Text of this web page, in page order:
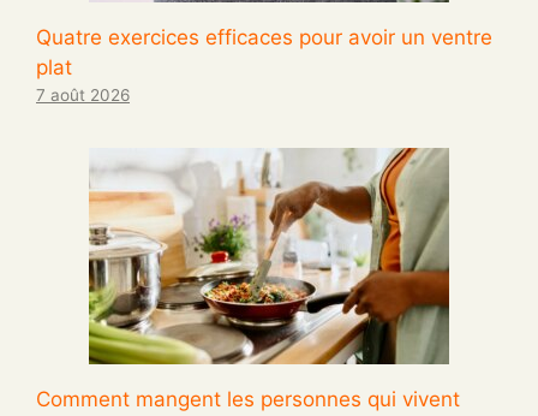
Quatre exercices efficaces pour avoir un ventre
plat
7 août 2026
Comment mangent les personnes qui vivent